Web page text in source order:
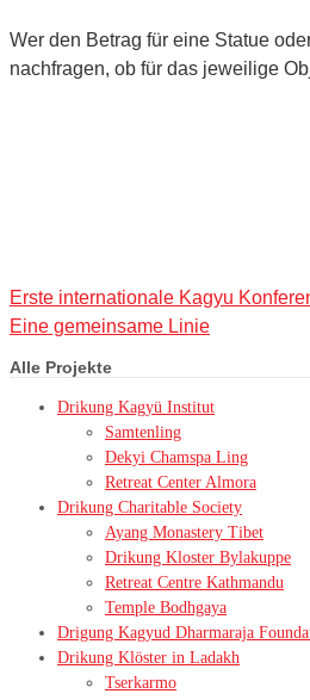
Wer den Betrag für eine Statue
nachfragen, ob für das jeweilige
Erste internationale Kagyu
Eine gemeinsame Linie
Alle Projekte
Drikung Kagyü Institut
Samtenling
Dekyi Chamspa Ling
Retreat Center Almora
Drikung Charitable Society
Ayang Monastery Tibet
Drikung Kloster Bylakuppe
Retreat Centre Kathmandu
Temple Bodhgaya
Drigung Kagyud Dharmaraja
Drikung Klöster in Ladakh
Tserkarmo